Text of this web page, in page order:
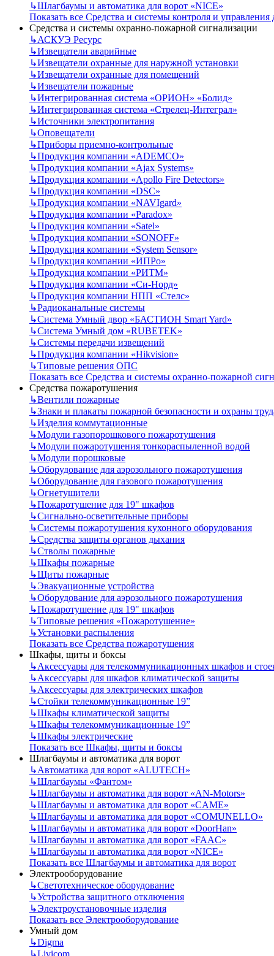
↳Шлагбаумы и автоматика для ворот «NICE»
Показать все Средства и системы контроля и управления
Средства и системы охранно-пожарной сигнализации
↳АСКУЭ Ресурс
↳Извещатели аварийные
↳Извещатели охранные для наружной установки
↳Извещатели охранные для помещений
↳Извещатели пожарные
↳Интегрированная система «ОРИОН» «Болид»
↳Интегрированная система «Стрелец-Интеграл»
↳Источники электропитания
↳Оповещатели
↳Приборы приемно-контрольные
↳Продукция компании «ADEMCO»
↳Продукция компании «Ajax Systems»
↳Продукция компании «Apollo Fire Detectors»
↳Продукция компании «DSC»
↳Продукция компании «NAVIgard»
↳Продукция компании «Paradox»
↳Продукция компании «Satel»
↳Продукция компании «SONOFF»
↳Продукция компании «System Sensor»
↳Продукция компании «ИПРо»
↳Продукция компании «РИТМ»
↳Продукция компании «Си-Норд»
↳Продукция компании НПП «Стелс»
↳Радиоканальные системы
↳Система Умный двор «БАСТИОН Smart Yard»
↳Система Умный дом «RUBETEK»
↳Системы передачи извещений
↳Продукция компании «Hikvision»
↳Типовые решения ОПС
Показать все Средства и системы охранно-пожарной
Средства пожаротушения
↳Вентили пожарные
↳Знаки и плакаты пожарной безопасности и охраны
↳Изделия коммутационные
↳Модули газопорошкового пожаротушения
↳Модули пожаротушения тонкораспыленной водой
↳Модули порошковые
↳Оборудование для аэрозольного пожаротушения
↳Оборудование для газового пожаротушения
↳Огнетушители
↳Пожаротушение для 19" шкафов
↳Сигнально-осветительные приборы
↳Системы пожаротушения кухонного оборудования
↳Средства защиты органов дыхания
↳Стволы пожарные
↳Шкафы пожарные
↳Щиты пожарные
↳Эвакуационные устройства
↳Оборудование для аэрозольного пожаротушения
↳Пожаротушение для 19" шкафов
↳Типовые решения «Пожаротушение»
↳Установки распыления
Показать все Средства пожаротушения
Шкафы, щиты и боксы
↳Аксессуары для телекоммуникационных шкафов и
↳Аксессуары для шкафов климатической защиты
↳Аксессуары для электрических шкафов
↳Стойки телекоммуникационные 19”
↳Шкафы климатической защиты
↳Шкафы телекоммуникационные 19”
↳Шкафы электрические
Показать все Шкафы, щиты и боксы
Шлагбаумы и автоматика для ворот
↳Автоматика для ворот «ALUTECH»
↳Шлагбаумы «Фантом»
↳Шлагбаумы и автоматика для ворот «AN-Motors»
↳Шлагбаумы и автоматика для ворот «CAME»
↳Шлагбаумы и автоматика для ворот «COMUNELLO»
↳Шлагбаумы и автоматика для ворот «DoorHan»
↳Шлагбаумы и автоматика для ворот «FAAC»
↳Шлагбаумы и автоматика для ворот «NICE»
Показать все Шлагбаумы и автоматика для ворот
Электрооборудование
↳Светотехническое оборудование
↳Устройства защитного отключения
↳Электроустановочные изделия
Показать все Электрооборудование
Умный дом
↳Digma
↳Livicom